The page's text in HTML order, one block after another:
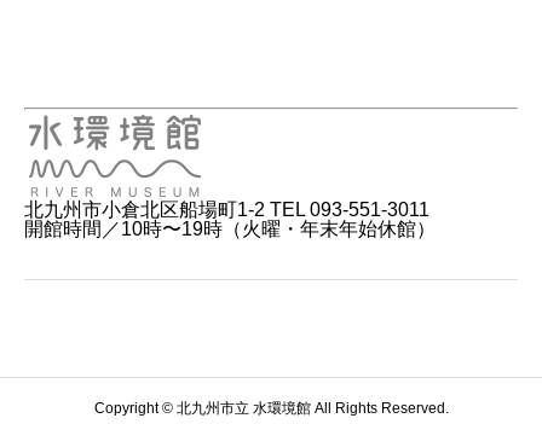
北九州市小倉北区船場町1-2 TEL 093-551-3011
開館時間／10時〜19時（火曜・年末年始休館）
Copyright © 北九州市立 水環境館 All Rights Reserved.